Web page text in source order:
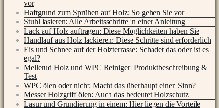
vor
Haftgrund zum Sprühen auf Holz: So gehen Sie vor
Stuhl lasieren: Alle Arbeitsschritte in einer Anleitung
Lack auf Holz auftragen: Diese Möglichkeiten haben Sie
Handlauf aus Holz lackieren: Diese Schritte sind erforderlich
Eis und Schnee auf der Holzterrasse: Schadet das oder ist es
egal?
Mellerud Holz und WPC Reiniger: Produktbeschreibung &
Test
WPC ölen oder nicht: Macht das überhaupt einen Sinn?
Messer Holzgriff ölen: Auch das bedeutet Holzschutz
Lasur und Grundierung in einem: Hier liegen die Vorteile